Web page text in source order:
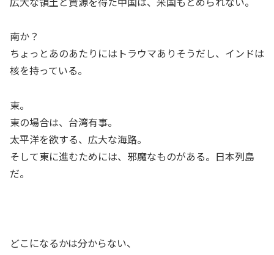
南か？
ちょっとあのあたりにはトラウマありそうだし、インドは
核を持っている。
東。
東の場合は、台湾有事。
太平洋を欲する、広大な海路。
そして東に進むためには、邪魔なものがある。日本列島
だ。
どこになるかは分からない、